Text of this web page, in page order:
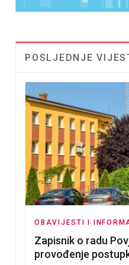
POSLJEDNJE
OBAVIJESTI I
Zapisnik o radu
provođenje